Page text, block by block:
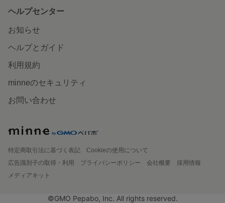
ヘルプセンター
お知らせ
ヘルプとガイド
利用規約
minneのセキュリティ
お問い合わせ
特定商取引法に基づく表記
Cookieの使用について
広告識別子の取得・利用
プライバシーポリシー 会社概要
採用情報
メディアキット
©GMO Pepabo, Inc. All rights reserved.